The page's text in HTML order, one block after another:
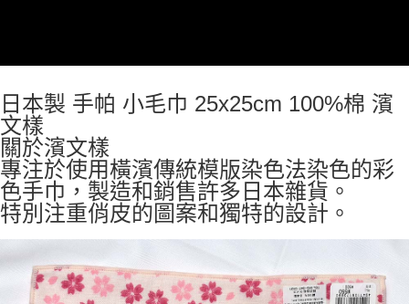
日本製 手帕 小毛巾 25x25cm 100%棉 濱
文樣
關於濱文樣
專注於使用橫濱傳統模版染色法染色的彩
色手巾，製造和銷售許多日本雜貨。
特別注重俏皮的圖案和獨特的設計。